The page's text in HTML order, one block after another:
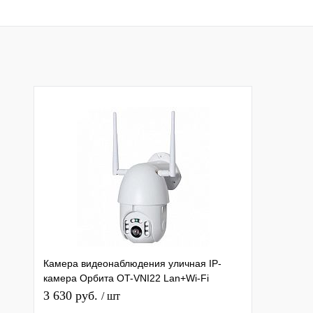
Камера видеонаблюдения уличная IP-
камера Орбита OT-VNI22 Lan+Wi-Fi
камера 2 Mpix 3,6мм для дома и др
3 630 руб. / шт